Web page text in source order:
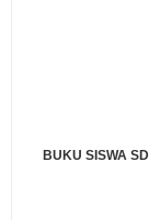
BUKU SISWA